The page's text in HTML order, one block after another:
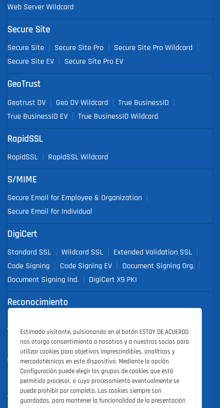
Web Server Wildcard
Secure Site
Secure Site Secure Site Pro
Secure Site Pro Wildcard
Secure Site EV
Secure Site Pro EV
GeoTrust
Geotrust DV Geo DV Wildcard
True BusinessID
True BusinessID EV
True BusinessID Wildcard
RapidSSL
RapidSSL RapidSSL Wildcard
S/MIME
Secure Email for Employee & Organization
Secure Email for Individual
DigiCert
Standard SSL Wildcard SSL
Extended Validation SSL
Code Signing
Code Signing EV
Document Signing Org.
Document Signing Ind.
DigiCert X9 PKI
Reconocimiento
Partner of the Year 2019
Outstanding Sales Performance Award 2018, 2019, 2020, 2021,
2022
Estimado visitante, pulsionando en el botón ESTOY DE ACUERDO
nos otorga consentimiento a nosotros y a nuestros socios para
utilizar cookies para objetivos imprescindibles, analíticos y
mercadotécnicos en este dispositivo. Mediante la opción
Configuración puede elegir los grupos de cookies que está
permitido procesar, o cuyo procesamiento eventualmente se
puede prohibir por completo. Las cookies siempre son
guardadas, para mantener la funcionalidad de la presentación